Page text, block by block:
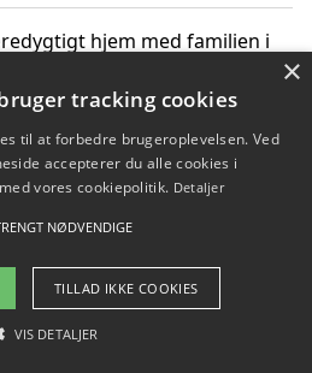
hjem med familien i
2026 - Pilanto Aps
×
tracking cookies
til at forbedre brugeroplevelsen. Ved
accepterer du alle cookies i
vores cookiepolitik. Detaljer
NØDVENDIGE
TILLAD IKKE COOKIES
VIS DETALJER